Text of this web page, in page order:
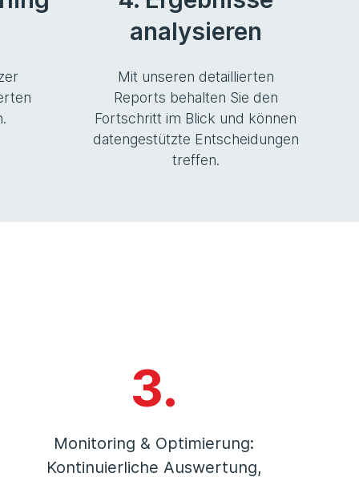
analysieren
Mit unseren detaillierten
Reports behalten Sie den
Fortschritt im Blick und können
datengestützte Entscheidungen
treffen.
3.
Monitoring & Optimierung:
Kontinuierliche Auswertung,